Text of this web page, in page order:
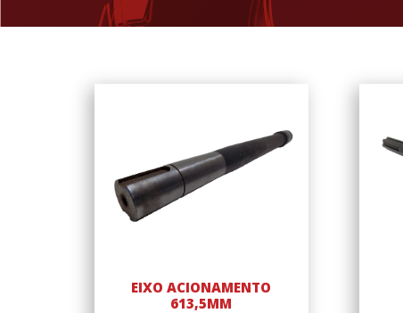
EIXO ACIONAMENTO
613,5MM